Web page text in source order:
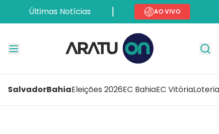
Últimas Notícias AO VIVO
SalvadorBahiaEleições 2026EC BahiaEC Vitória